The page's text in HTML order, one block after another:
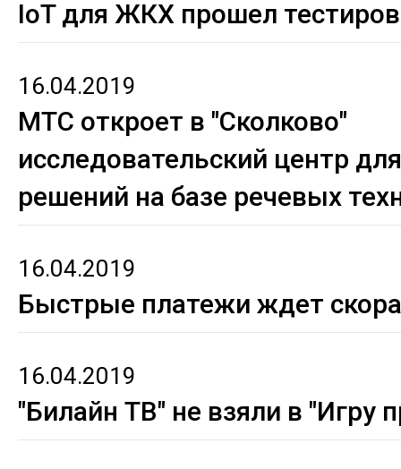
IoT для ЖКХ прошел
16.04.2019
МТС откроет в "Сколково"
исследовательский центр
решений на базе речевых
16.04.2019
Быстрые платежи ждет
16.04.2019
"Билайн ТВ" не взяли в "Игру